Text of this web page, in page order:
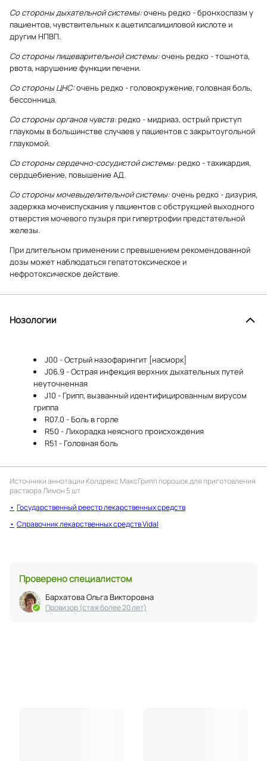
Со стороны дыхательной системы:очень редко - бронхоспазм у
пациентов, чувствительных к ацетилсалициловой кислоте и
другим НПВП.
Со стороны пищеварительной системы:очень редко - тошнота,
рвота, нарушение функции печени.
Со стороны ЦНС:очень редко - головокружение, головная боль,
бессонница.
Со стороны органов чувств: редко - мидриаз, острый приступ
глаукомы в большинстве случаев у пациентов с закрытоугольной
глаукомой.
Со стороны сердечно-сосудистой системы: редко - тахикардия,
сердцебиение, повышение АД.
Со стороны мочевыделительной системы:очень редко - дизурия,
задержка мочеиспускания у пациентов с обструкцией выходного
отверстия мочевого пузыря при гипертрофии предстательной
железы.
При длительном применении с превышением рекомендованной
дозы может наблюдаться гепатотоксическое и
нефротоксическое действие.
Нозологии
J00 - Острый назофарингит [насморк]
J06.9 - Острая инфекция верхних дыхательных путей
неуточненная
J10 - Грипп, вызванный идентифицированным вирусом
гриппа
R07.0 - Боль в горле
R50 - Лихорадка неясного происхождения
R51 - Головная боль
Источники аннотации Колдрекс МаксГрипп порошок для приготовления
раствора Лимон 5 шт
Государственный реестр лекарственных средств
Справочник лекарственных средств Vidal
Проверено специалистом
Бархатова Ольга Викторовна
Провизор (стаж более 20 лет)